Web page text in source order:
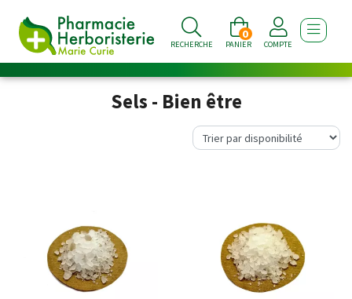
RECHERCHE PANIER
0
COMPTE
Sels - Bien être